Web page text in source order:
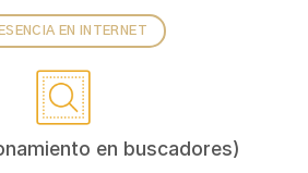
EN INTERNET
en buscadores)